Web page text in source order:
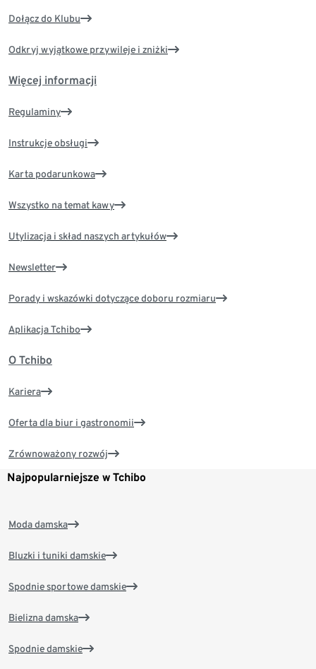
Dołącz do Klubu
Odkryj wyjątkowe przywileje i zniżki
Więcej informacji
Regulaminy
Instrukcje obsługi
Karta podarunkowa
Wszystko na temat kawy
Utylizacja i skład naszych artykułów
Newsletter
Porady i wskazówki dotyczące doboru rozmiaru
Aplikacja Tchibo
O Tchibo
Kariera
Oferta dla biur i gastronomii
Zrównoważony rozwój
Najpopularniejsze w Tchibo
Moda damska
Bluzki i tuniki damskie
Spodnie sportowe damskie
Bielizna damska
Spodnie damskie